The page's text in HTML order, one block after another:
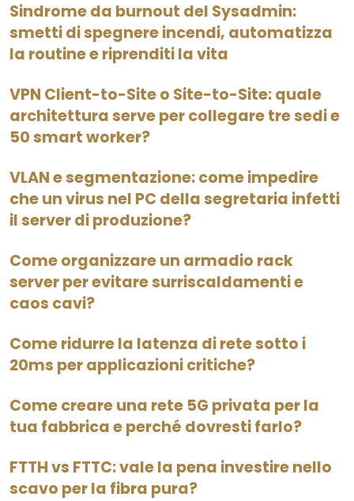
Sindrome da burnout del Sysadmin:
smetti di spegnere incendi, automatizza
la routine e riprenditi la vita
VPN Client-to-Site o Site-to-Site: quale
architettura serve per collegare tre sedi e
50 smart worker?
VLAN e segmentazione: come impedire
che un virus nel PC della segretaria infetti
il server di produzione?
Come organizzare un armadio rack
server per evitare surriscaldamenti e
caos cavi?
Come ridurre la latenza di rete sotto i
20ms per applicazioni critiche?
Come creare una rete 5G privata per la
tua fabbrica e perché dovresti farlo?
FTTH vs FTTC: vale la pena investire nello
scavo per la fibra pura?